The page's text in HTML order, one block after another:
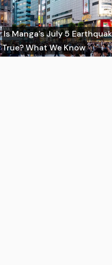
Is Manga's July 5
True? What We Know